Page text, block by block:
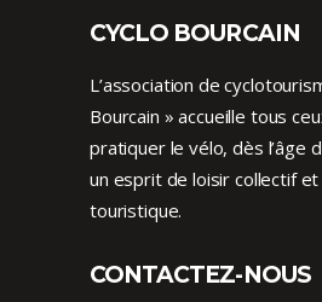
CYCLO BOURCAIN
L’association de
Bourcain » accueille tous
pratiquer le vélo, dès l’âge
un esprit de loisir collectif
touristique.
CONTACTEZ-NOUS